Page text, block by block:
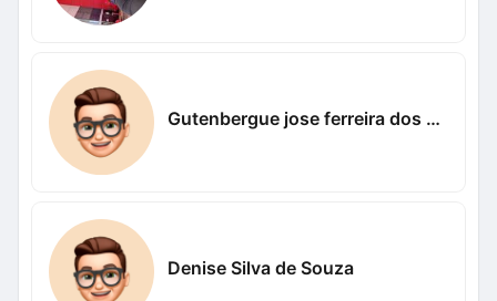
Gutenbergue jose ferreira dos santos Nogueira Nogueira
Denise Silva de Souza